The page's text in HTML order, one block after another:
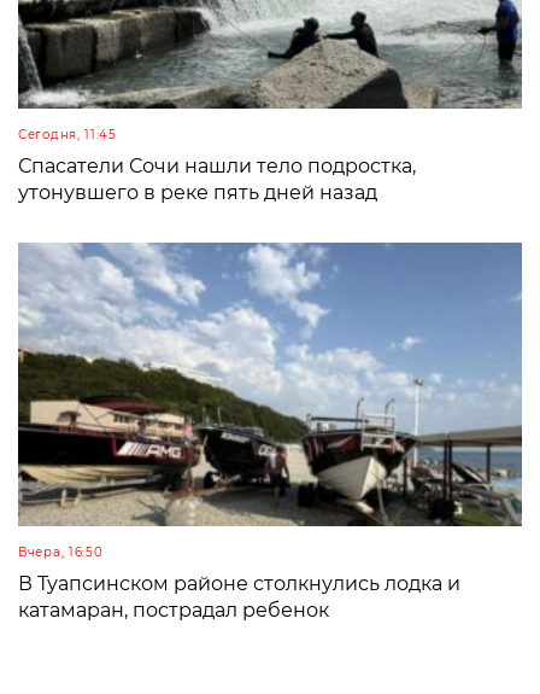
Сегодня, 11:45
Спасатели Сочи нашли тело подростка,
утонувшего в реке пять дней назад
Вчера, 16:50
В Туапсинском районе столкнулись лодка и
катамаран, пострадал ребенок